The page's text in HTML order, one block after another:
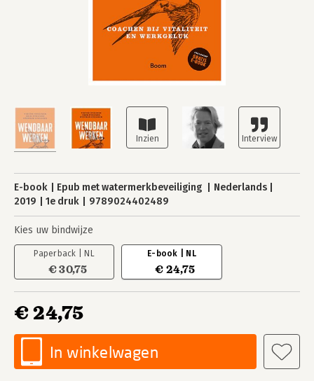
E-book Epub met watermerkbeveiliging
Nederlands
2019
1e druk 9789024402489
Kies uw bindwijze
Paperback | NL
€ 30,75
E-book | NL
€ 24,75
€ 24,75
In winkelwagen